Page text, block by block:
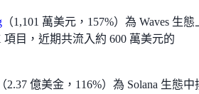
（1,101 萬美元，157%）為 Waves 生態
目，近期共流入約 600 萬美元的
（2.37 億美金，116%）為 Solana 生態中